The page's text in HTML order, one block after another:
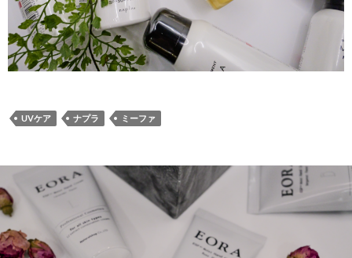
UVケア ナプラ ミーファ